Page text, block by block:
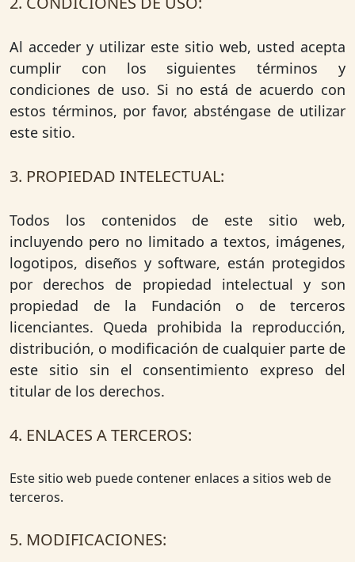
Al acceder y utilizar este sitio web, usted acepta
cumplir con los siguientes términos y
condiciones de uso. Si no está de acuerdo con
estos términos, por favor, absténgase de utilizar
este sitio.
3. PROPIEDAD INTELECTUAL:
Todos los contenidos de este sitio web,
incluyendo pero no limitado a textos, imágenes,
logotipos, diseños y software, están protegidos
por derechos de propiedad intelectual y son
propiedad de la Fundación o de terceros
licenciantes. Queda prohibida la reproducción,
distribución, o modificación de cualquier parte de
este sitio sin el consentimiento expreso del
titular de los derechos.
4. ENLACES A TERCEROS:
Este sitio web puede contener enlaces a sitios web de
terceros.
5. MODIFICACIONES: